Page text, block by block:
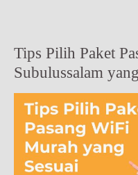
Tips Pilih Paket
Subulussalam